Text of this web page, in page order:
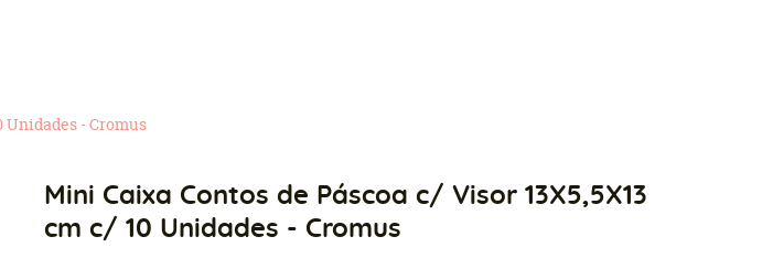
Unidades - Cromus
Mini Caixa Contos de Páscoa c/ Visor 13X5,5X13
cm c/ 10 Unidades - Cromus